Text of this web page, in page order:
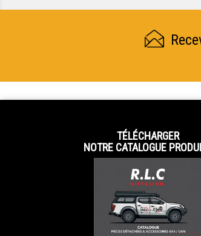
TÉLÉCHARGER
NOTRE CATALOGUE